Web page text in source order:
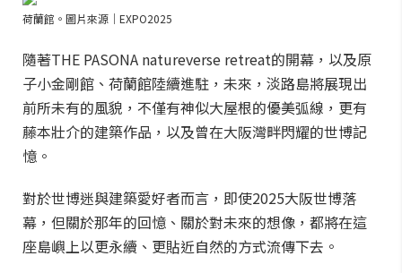
荷蘭館。圖片來源｜EXPO2025
隨著THE PASONA natureverse retreat的開幕，以及原
子小金剛館、荷蘭館陸續進駐，未來，淡路島將展現出
前所未有的風貌，不僅有神似大屋根的優美弧線，更有
藤本壯介的建築作品，以及曾在大阪灣畔閃耀的世博記
憶。
對於世博迷與建築愛好者而言，即使2025大阪世博落
幕，但關於那年的回憶、關於對未來的想像，都將在這
座島嶼上以更永續、更貼近自然的方式流傳下去。